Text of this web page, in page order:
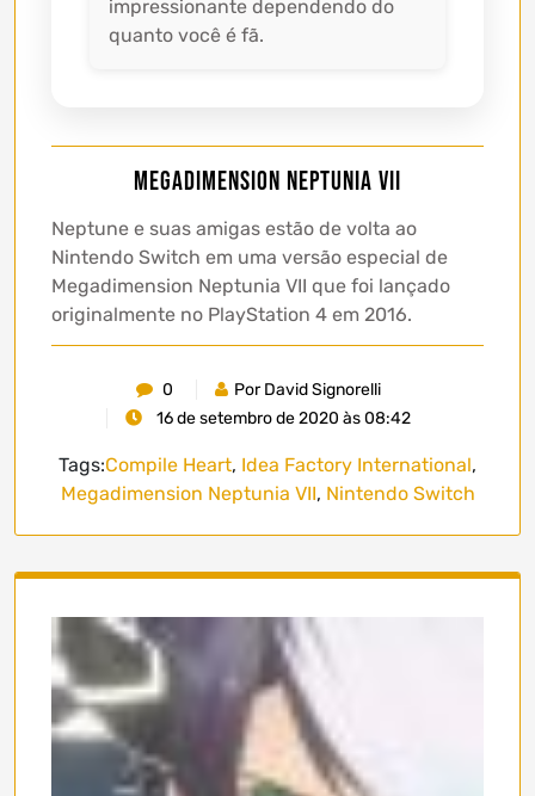
impressionante dependendo do
quanto você é fã.
Megadimension Neptunia VII
Neptune e suas amigas estão de volta ao
Nintendo Switch em uma versão especial de
Megadimension Neptunia VII que foi lançado
originalmente no PlayStation 4 em 2016.
0
Por David Signorelli
16 de setembro de 2020 às 08:42
Tags:Compile Heart, Idea Factory International,
Megadimension Neptunia VII, Nintendo Switch